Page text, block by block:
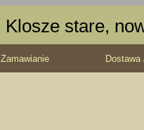
Klosze stare,
Zamawianie